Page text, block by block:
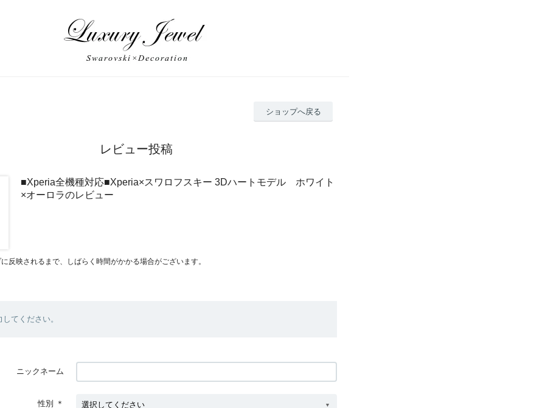
ショップへ戻る
レビュー投稿
■Xperia全機種対応■Xperia×スワロフスキー 3Dハートモデル ホワイト
×オーロラのレビュー
反映されるまで、しばらく時間がかかる場合がございます。
てください。
ニックネーム
性別 ＊